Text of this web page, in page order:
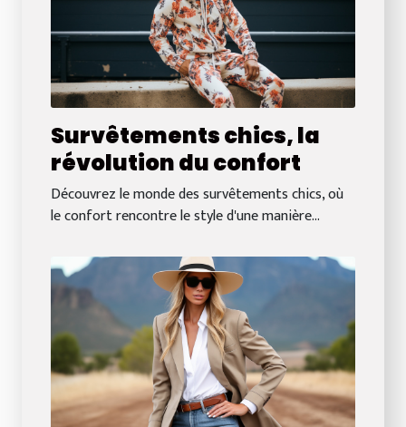
Survêtements chics, la
révolution du confort
Découvrez le monde des survêtements chics, où
le confort rencontre le style d'une manière...